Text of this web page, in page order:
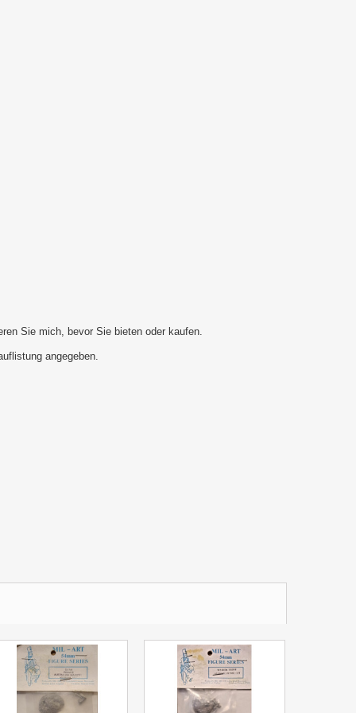
Sie mich, bevor Sie bieten oder kaufen.
angegeben.